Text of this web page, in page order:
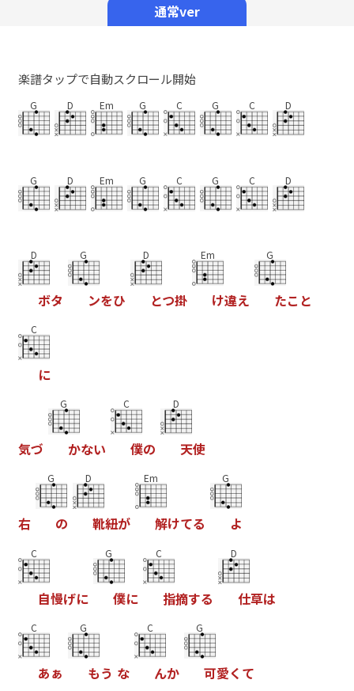
通常ver
楽譜タップで自動スクロール開始
G D Em G C G C D
G D Em G C G C D
D
ボタ
G
ンをひ
D
とつ掛
Em
け違え
G
たこ と
C
に
気づ
G
かない
C
僕の
D
天使
右
G
の
D
靴紐が
Em
解けてる
G
よ
C
自慢げに
G
僕に
C
指摘する
D
仕草は
C
あぁ
G
もう な
C
んか
G
可愛く て